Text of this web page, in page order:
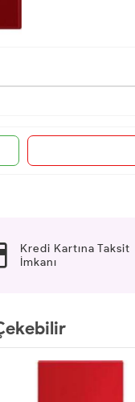
Kredi Kartına Taksit
İmkanı